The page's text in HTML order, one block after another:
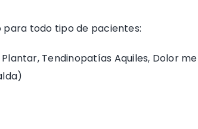
para todo tipo de pacientes:
Tendinopatías Aquiles, Dolor